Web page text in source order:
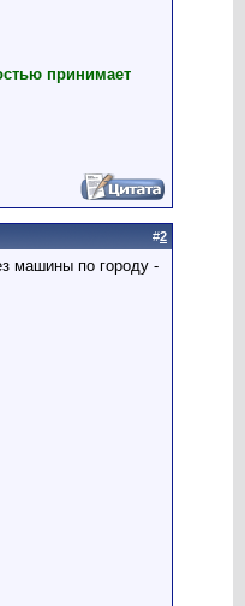
принимает
#2
машины по городу -